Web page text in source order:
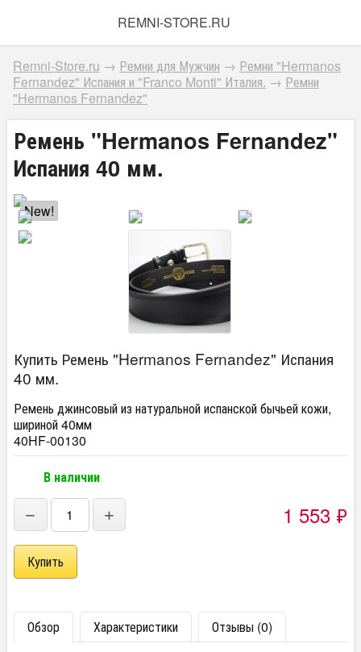
REMNI-STORE.RU
Remni-Store.ru → Ремни для Мужчин → Ремни "Hermanos
Fernandez" Испания и "Franсo Monti" Италия. → Ремни
"Hermanos Fernandez"
Ремень "Hermanos Fernandez"
Испания 40 мм.
New!
Купить Ремень "Hermanos Fernandez" Испания
40 мм.
Ремень джинсовый из натуральной испанской бычьей кожи,
шириной 40мм
40HF-00130
В наличии
− + 1 553 ₽
Обзор Характеристики
Отзывы (0)